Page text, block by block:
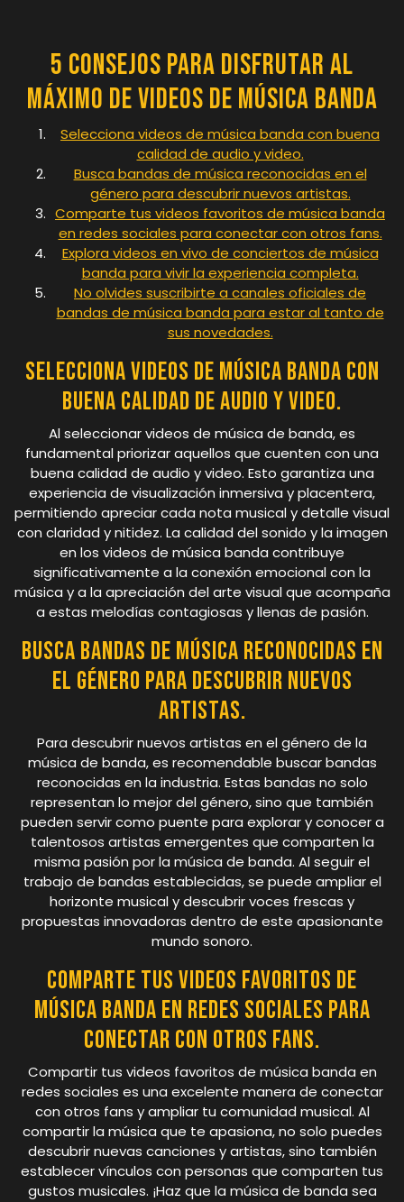
5 Consejos para Disfrutar al
Máximo de Videos de Música Banda
Selecciona videos de música banda con buena
calidad de audio y video.
Busca bandas de música reconocidas en el
género para descubrir nuevos artistas.
Comparte tus videos favoritos de música banda
en redes sociales para conectar con otros fans.
Explora videos en vivo de conciertos de música
banda para vivir la experiencia completa.
No olvides suscribirte a canales oficiales de
bandas de música banda para estar al tanto de
sus novedades.
Selecciona videos de música banda con
buena calidad de audio y video.
Al seleccionar videos de música de banda, es
fundamental priorizar aquellos que cuenten con una
buena calidad de audio y video. Esto garantiza una
experiencia de visualización inmersiva y placentera,
permitiendo apreciar cada nota musical y detalle visual
con claridad y nitidez. La calidad del sonido y la imagen
en los videos de música banda contribuye
significativamente a la conexión emocional con la
música y a la apreciación del arte visual que acompaña
a estas melodías contagiosas y llenas de pasión.
Busca bandas de música reconocidas en
el género para descubrir nuevos
artistas.
Para descubrir nuevos artistas en el género de la
música de banda, es recomendable buscar bandas
reconocidas en la industria. Estas bandas no solo
representan lo mejor del género, sino que también
pueden servir como puente para explorar y conocer a
talentosos artistas emergentes que comparten la
misma pasión por la música de banda. Al seguir el
trabajo de bandas establecidas, se puede ampliar el
horizonte musical y descubrir voces frescas y
propuestas innovadoras dentro de este apasionante
mundo sonoro.
Comparte tus videos favoritos de
música banda en redes sociales para
conectar con otros fans.
Compartir tus videos favoritos de música banda en
redes sociales es una excelente manera de conectar
con otros fans y ampliar tu comunidad musical. Al
compartir la música que te apasiona, no solo puedes
descubrir nuevas canciones y artistas, sino también
establecer vínculos con personas que comparten tus
gustos musicales. ¡Haz que la música de banda sea